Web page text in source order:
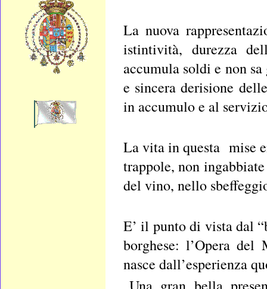
La nuova
istintività, durezza
accumula soldi e non
e sincera derisione
in accumulo e al
La vita in questa mise
trappole, non
del vino, nello
E’ il punto di vista dal
borghese: l’Opera del
nasce dall’esperienza